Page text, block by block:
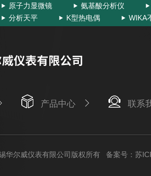
原子力显微镜
氨基酸分析仪
分析天平
K型热电偶 WIKA
产品中心 联系
华尔威仪表有限公司版权所有 备案号：苏